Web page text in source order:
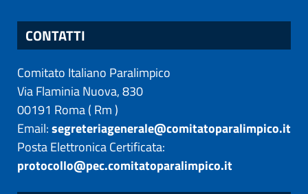
CONTATTI
Comitato Italiano Paralimpico
Via Flaminia Nuova, 830
00191 Roma( Rm)
Email:segreteriagenerale@comitatoparalimpico.it
Posta Elettronica Certificata:
protocollo@pec.comitatoparalimpico.it